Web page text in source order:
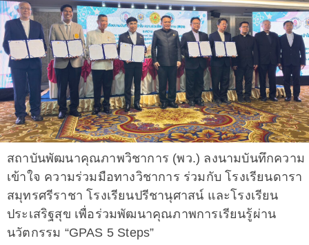
สถาบันพัฒนาคุณภาพวิชาการ (พว.) ลงนามบันทึกความ
เข้าใจ ความร่วมมือทางวิชาการ ร่วมกับ โรงเรียนดารา
สมุทรศรีราชา โรงเรียนปรีชานุศาสน์ และโรงเรียน
ประเสริฐสุข เพื่อร่วมพัฒนาคุณภาพการเรียนรู้ผ่าน
นวัตกรรม “GPAS 5 Steps”